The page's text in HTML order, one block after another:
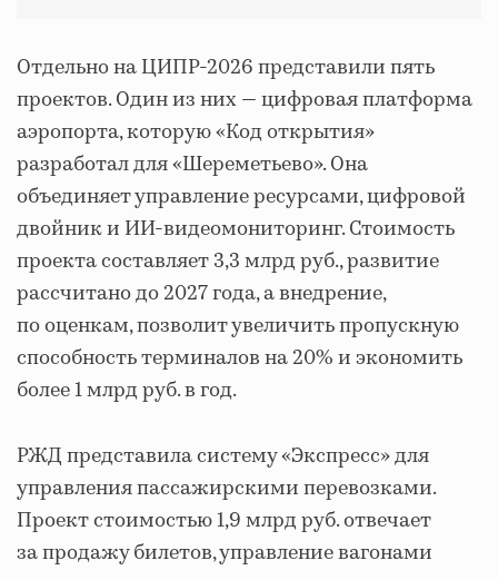
Отдельно на ЦИПР-2026 представили пять
проектов. Один из них — цифровая платформа
аэропорта, которую «Код открытия»
разработал для «Шереметьево». Она
объединяет управление ресурсами, цифровой
двойник и ИИ-видеомониторинг. Стоимость
проекта составляет 3,3 млрд руб., развитие
рассчитано до 2027 года, а внедрение,
по оценкам, позволит увеличить пропускную
способность терминалов на 20% и экономить
более 1 млрд руб. в год.
РЖД представила систему «Экспресс» для
управления пассажирскими перевозками.
Проект стоимостью 1,9 млрд руб. отвечает
за продажу билетов, управление вагонами